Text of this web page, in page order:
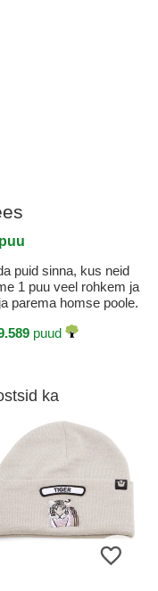
puid sinna, kus neid
1 puu veel rohkem ja
parema homse poole.
puud
ka